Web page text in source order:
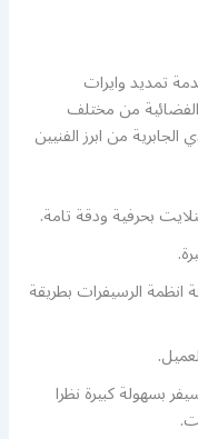
تمديد وايرات
من مختلف
من ابرز الفنيين
بحرفية ودقة تامة.
انظمة الرسيفرات بطريقة
بسهولة كبيرة نظرا